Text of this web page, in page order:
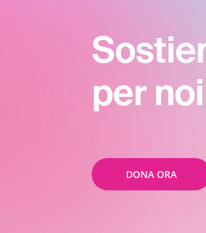
per
DONA ORA